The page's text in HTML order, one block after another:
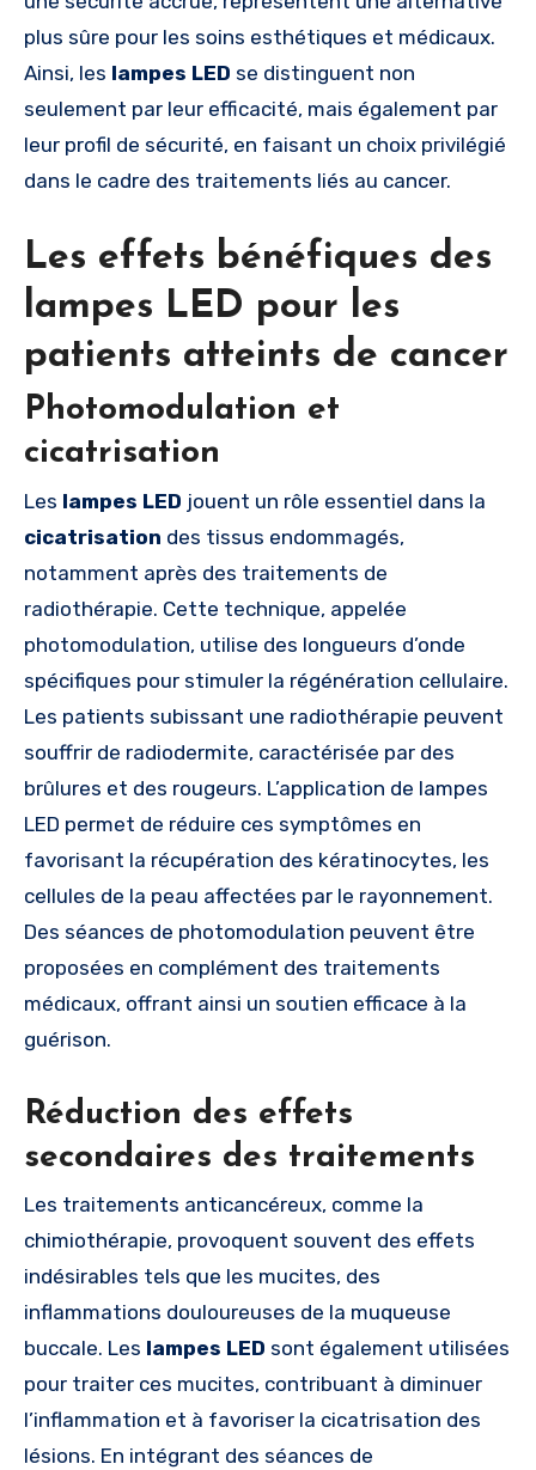
plus sûre pour les soins esthétiques et médicaux.
Ainsi, les lampes LED se distinguent non
seulement par leur efficacité, mais également par
leur profil de sécurité, en faisant un choix privilégié
dans le cadre des traitements liés au cancer.
Les effets bénéfiques des
lampes LED pour les
patients atteints de cancer
Photomodulation et
cicatrisation
Les lampes LED jouent un rôle essentiel dans la
cicatrisation des tissus endommagés,
notamment après des traitements de
radiothérapie. Cette technique, appelée
photomodulation, utilise des longueurs d’onde
spécifiques pour stimuler la régénération cellulaire.
Les patients subissant une radiothérapie peuvent
souffrir de radiodermite, caractérisée par des
brûlures et des rougeurs. L’application de lampes
LED permet de réduire ces symptômes en
favorisant la récupération des kératinocytes, les
cellules de la peau affectées par le rayonnement.
Des séances de photomodulation peuvent être
proposées en complément des traitements
médicaux, offrant ainsi un soutien efficace à la
guérison.
Réduction des effets
secondaires des traitements
Les traitements anticancéreux, comme la
chimiothérapie, provoquent souvent des effets
indésirables tels que les mucites, des
inflammations douloureuses de la muqueuse
buccale. Les lampes LED sont également utilisées
pour traiter ces mucites, contribuant à diminuer
l’inflammation et à favoriser la cicatrisation des
lésions. En intégrant des séances de